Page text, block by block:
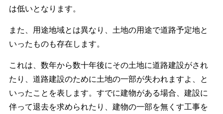
は低いとなります。
また、用途地域とは異なり、土地の用途で道路予定地と
いったものも存在します。
これは、数年から数十年後にその土地に道路建設がされ
たり、道路建設のために土地の一部が失われますよ、と
いったことを表します。すでに建物がある場合、建設に
伴って退去を求められたり、建物の一部を無くす工事を